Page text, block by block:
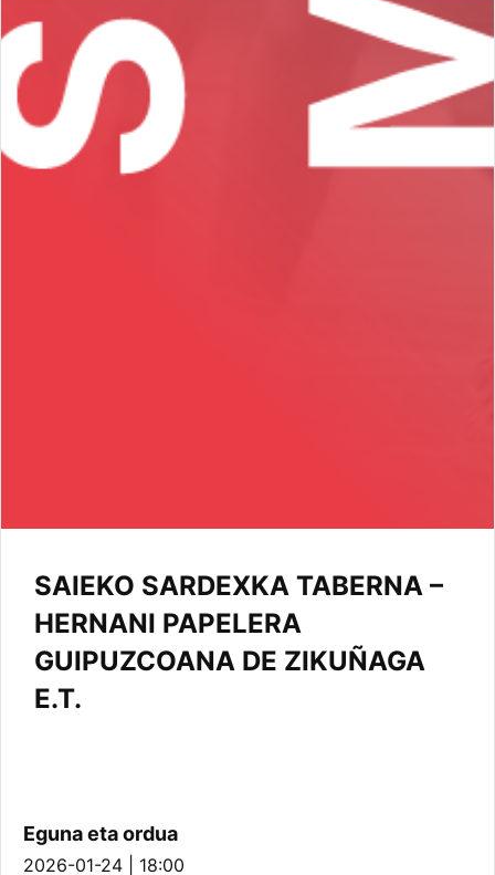
SAIEKO SARDEXKA TABERNA –
HERNANI PAPELERA
GUIPUZCOANA DE ZIKUÑAGA
E.T.
Eguna eta ordua
2026-01-24 | 18:00